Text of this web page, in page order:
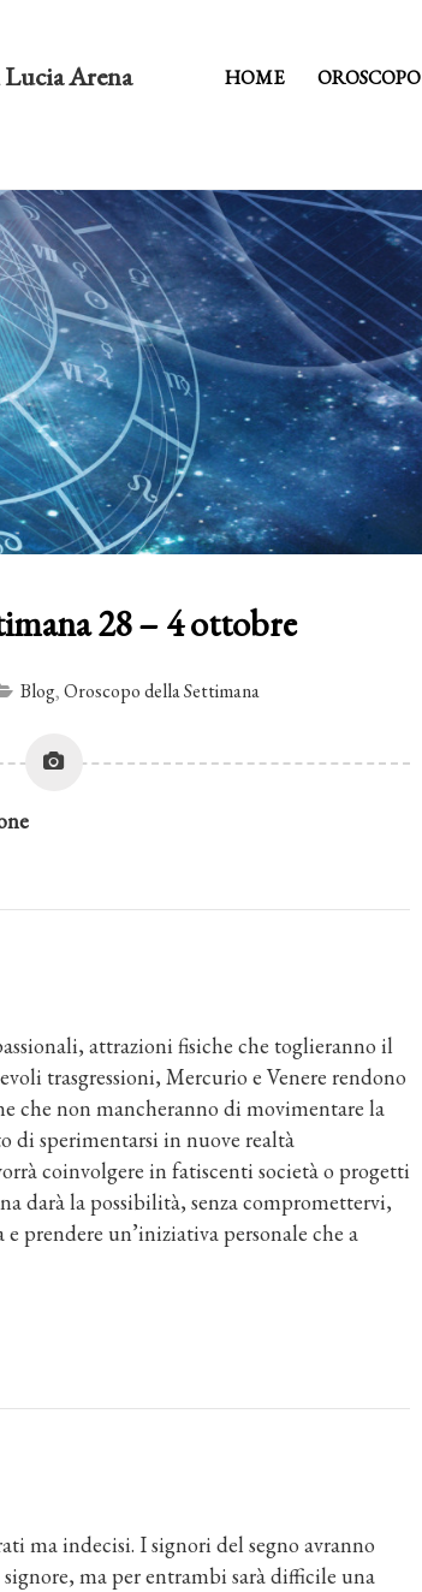
Arena HOME OROSCOPO
28 – 4 ottobre
Blog,Oroscopo della Settimana
attrazioni fisiche che toglieranno il
trasgressioni, Mercurio e Venere rendono
che non mancheranno di movimentare la
di sperimentarsi in nuove realtà
coinvolgere in fatiscenti società o progetti
darà la possibilità, senza compromettervi,
prendere un’iniziativa personale che a
ma indecisi. I signori del segno avranno
ma per entrambi sarà difficile una